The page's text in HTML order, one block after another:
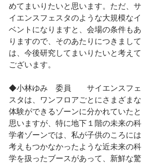
めてまいりたいと思います。ただ、サ
イエンスフェスタのような大規模なイ
ベントになりますと、会場の条件もあ
りますので、そのあたりにつきまして
は、今後研究してまいりたいと考えて
ございます。
◆小林ゆみ　委員　　サイエンスフェ
スタは、ワンフロアごとにさまざまな
体験ができるゾーンに分かれていたと
思いますが、特に地下１階の未来の科
学者ゾーンでは、私が子供のころには
考えもつかなかったような近未来の科
学を扱ったブースがあって、新鮮な驚